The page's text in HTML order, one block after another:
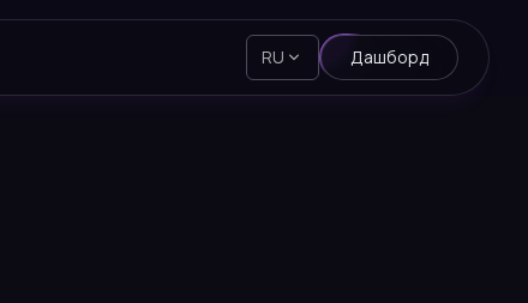
RU Дашборд